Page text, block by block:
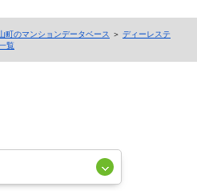
町のマンションデータベース ＞ ディーレステ
覧